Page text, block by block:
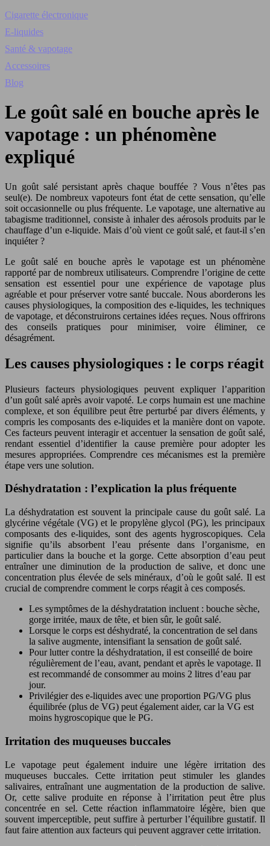
Cigarette électronique
E-liquides
Santé & vapotage
Accessoires
Blog
Le goût salé en bouche après le
vapotage : un phénomène
expliqué
Un goût salé persistant après chaque bouffée ? Vous n’êtes pas
seul(e). De nombreux vapoteurs font état de cette sensation, qu’elle
soit occasionnelle ou plus fréquente. Le vapotage, une alternative au
tabagisme traditionnel, consiste à inhaler des aérosols produits par le
chauffage d’un e-liquide. Mais d’où vient ce goût salé, et faut-il s’en
inquiéter ?
Le goût salé en bouche après le vapotage est un phénomène
rapporté par de nombreux utilisateurs. Comprendre l’origine de cette
sensation est essentiel pour une expérience de vapotage plus
agréable et pour préserver votre santé buccale. Nous aborderons les
causes physiologiques, la composition des e-liquides, les techniques
de vapotage, et déconstruirons certaines idées reçues. Nous offrirons
des conseils pratiques pour minimiser, voire éliminer, ce
désagrément.
Les causes physiologiques : le corps réagit
Plusieurs facteurs physiologiques peuvent expliquer l’apparition
d’un goût salé après avoir vapoté. Le corps humain est une machine
complexe, et son équilibre peut être perturbé par divers éléments, y
compris les composants des e-liquides et la manière dont on vapote.
Ces facteurs peuvent interagir et accentuer la sensation de goût salé,
rendant essentiel d’identifier la cause première pour adopter les
mesures appropriées. Comprendre ces mécanismes est la première
étape vers une solution.
Déshydratation : l’explication la plus fréquente
La déshydratation est souvent la principale cause du goût salé. La
glycérine végétale (VG) et le propylène glycol (PG), les principaux
composants des e-liquides, sont des agents hygroscopiques. Cela
signifie qu’ils absorbent l’eau présente dans l’organisme, en
particulier dans la bouche et la gorge. Cette absorption d’eau peut
entraîner une diminution de la production de salive, et donc une
concentration plus élevée de sels minéraux, d’où le goût salé. Il est
crucial de comprendre comment le corps réagit à ces composés.
Les symptômes de la déshydratation incluent : bouche sèche,
gorge irritée, maux de tête, et bien sûr, le goût salé.
Lorsque le corps est déshydraté, la concentration de sel dans
la salive augmente, intensifiant la sensation de goût salé.
Pour lutter contre la déshydratation, il est conseillé de boire
régulièrement de l’eau, avant, pendant et après le vapotage. Il
est recommandé de consommer au moins 2 litres d’eau par
jour.
Privilégier des e-liquides avec une proportion PG/VG plus
équilibrée (plus de VG) peut également aider, car la VG est
moins hygroscopique que le PG.
Irritation des muqueuses buccales
Le vapotage peut également induire une légère irritation des
muqueuses buccales. Cette irritation peut stimuler les glandes
salivaires, entraînant une augmentation de la production de salive.
Or, cette salive produite en réponse à l’irritation peut être plus
concentrée en sel. Cette réaction inflammatoire légère, bien que
souvent imperceptible, peut suffire à perturber l’équilibre gustatif. Il
faut faire attention aux facteurs qui peuvent aggraver cette irritation.